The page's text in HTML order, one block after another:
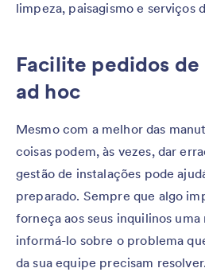
limpeza, paisagismo e serviços
Facilite pedidos
ad hoc
Mesmo com a melhor das
coisas podem, às vezes, dar
gestão de instalações pode
preparado. Sempre que algo
forneça aos seus inquilinos
informá-lo sobre o problema
da sua equipe precisam resolver.